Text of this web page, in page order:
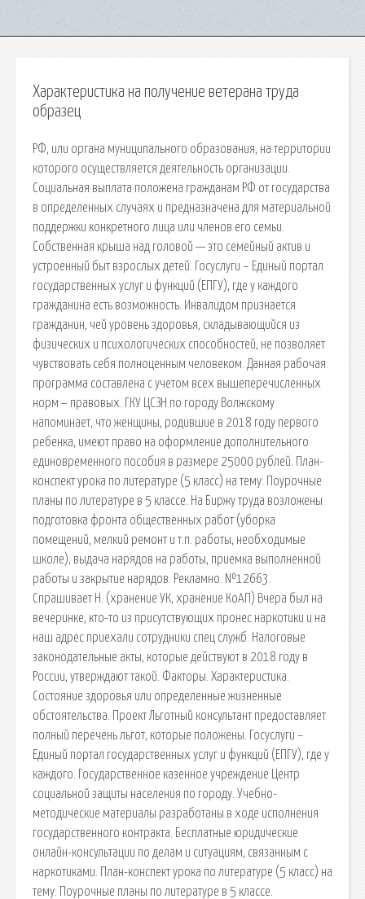
Характеристика на получение ветерана труда
образец
РФ, или органа муниципального образования, на территории
которого осуществляется деятельность организации.
Социальная выплата положена гражданам РФ от государства
в определенных случаях и предназначена для материальной
поддержки конкретного лица или членов его семьи.
Собственная крыша над головой — это семейный актив и
устроенный быт взрослых детей. Госуслуги – Единый портал
государственных услуг и функций (ЕПГУ), где у каждого
гражданина есть возможность. Инвалидом признается
гражданин, чей уровень здоровья, складывающийся из
физических и психологических способностей, не позволяет
чувствовать себя полноценным человеком. Данная рабочая
программа составлена с учетом всех вышеперечисленных
норм – правовых. ГКУ ЦСЗН по городу Волжскому
напоминает, что женщины, родившие в 2018 году первого
ребенка, имеют право на оформление дополнительного
единовременного пособия в размере 25000 рублей. План-
конспект урока по литературе (5 класс) на тему: Поурочные
планы по литературе в 5 классе. На Биржу труда возложены
подготовка фронта общественных работ (уборка
помещений, мелкий ремонт и т.п. работы, необходимые
школе), выдача нарядов на работы, приемка выполненной
работы и закрытие нарядов. Рекламно. №12663.
Спрашивает Н. (хранение УК, хранение КоАП) Вчера был на
вечеринке, кто-то из присутствующих пронес наркотики и на
наш адрес приехали сотрудники спец служб. Налоговые
законодательные акты, которые действуют в 2018 году в
России, утверждают такой. Факторы. Характеристика.
Состояние здоровья или определенные жизненные
обстоятельства. Проект Льготный консультант предоставляет
полный перечень льгот, которые положены. Госуслуги –
Единый портал государственных услуг и функций (ЕПГУ), где у
каждого. Государственное казенное учреждение Центр
социальной защиты населения по городу. Учебно-
методические материалы разработаны в ходе исполнения
государственного контракта. Бесплатные юридические
онлайн-консультации по делам и ситуациям, связанным с
наркотиками. План-конспект урока по литературе (5 класс) на
тему: Поурочные планы по литературе в 5 классе.